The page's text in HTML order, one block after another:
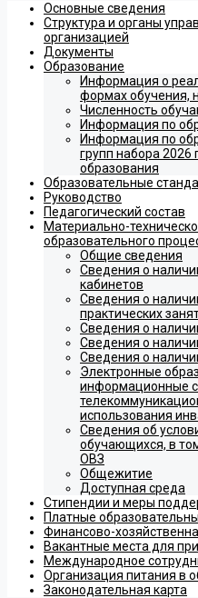
Основные сведения
Структура и органы
организацией
Документы
Образование
Информация о
формах обучения,
Численность
Информация по
Информация по
групп набора 2026
образования
Образовательные
Руководство
Педагогический состав
Материально-
образовательного
Общие сведения
Сведения о
кабинетов
Сведения о
практических
Сведения о
Сведения о
Сведения о
Электронные
информационные
использования
Сведения об
обучающихся, в
ОВЗ
Общежитие
Доступная среда
Стипендии и меры
Платные
Финансово-
Вакантные места для
Международное
Организация питания в
Законодательная карта